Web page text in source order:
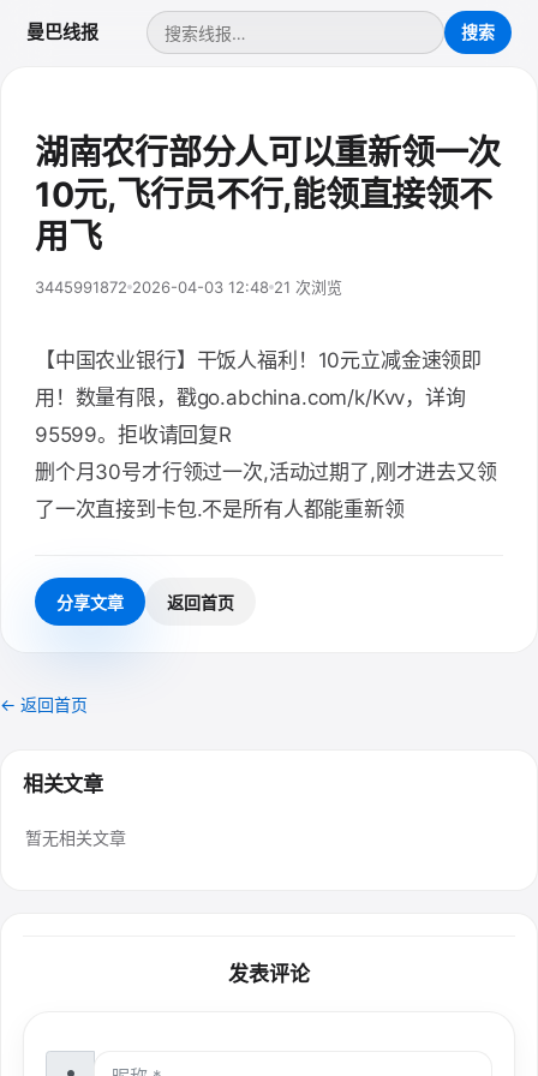
曼巴线报
湖南农行部分人可以重新领一次
10元,飞行员不行,能领直接领不
用飞
3445991872 2026-04-03 12:48 21 次浏览
【中国农业银行】干饭人福利！10元立减金速领即
用！数量有限，戳go.abchina.com/k/Kvv，详询
95599。拒收请回复R
删个月30号才行领过一次,活动过期了,刚才进去又领
了一次直接到卡包.不是所有人都能重新领
分享文章 返回首页
← 返回首页
相关文章
暂无相关文章
发表评论